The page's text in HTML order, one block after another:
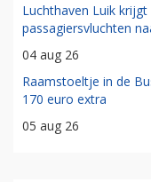
Luchthaven Luik
passagiersvluchten
04 aug 26
Raamstoeltje in de
170 euro extra
05 aug 26